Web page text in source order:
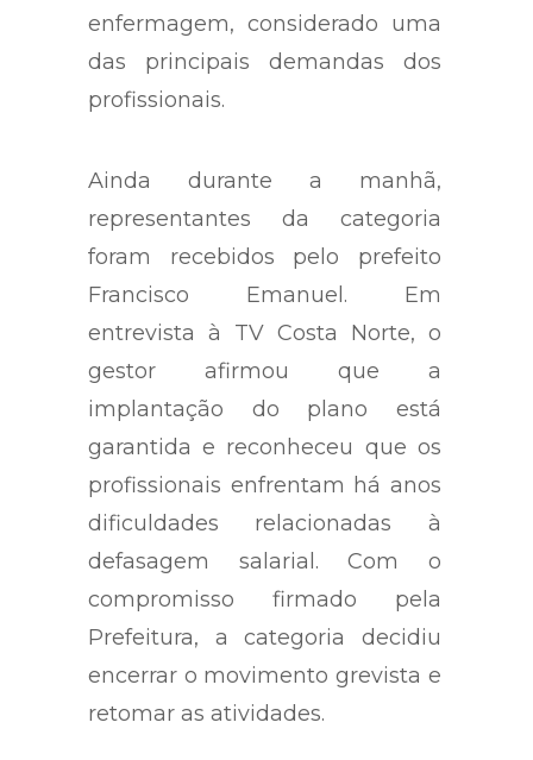
enfermagem, considerado uma
das principais demandas dos
profissionais.
Ainda durante a manhã,
representantes da categoria
foram recebidos pelo prefeito
Francisco Emanuel. Em
entrevista à TV Costa Norte, o
gestor afirmou que a
implantação do plano está
garantida e reconheceu que os
profissionais enfrentam há anos
dificuldades relacionadas à
defasagem salarial. Com o
compromisso firmado pela
Prefeitura, a categoria decidiu
encerrar o movimento grevista e
retomar as atividades.